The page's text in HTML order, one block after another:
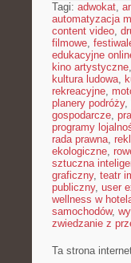
Tagi: adwokat,
automatyzacja
content video,
filmowe,
edukacyjne
kino artystyczne,
kultura ludowa,
rekreacyjne,
planery podróży,
gospodarcze,
programy
rada prawna,
ekologiczne,
sztuczna
graficzny, teatr
publiczny, user
wellness w
samochodów,
zwiedzanie z
Ta strona